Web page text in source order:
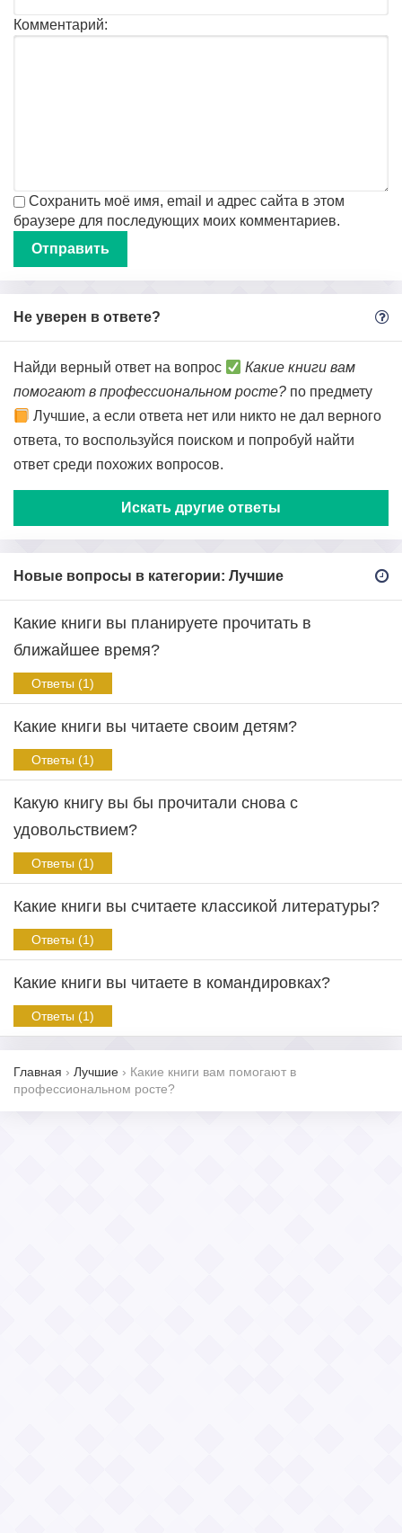
Комментарий:
Сохранить моё имя, email и адрес сайта в этом
браузере для последующих моих комментариев.
Не уверен в ответе?
Найди верный ответ на вопрос
Какие книги вам
помогают в профессиональном росте? по предмету
Лучшие, а если ответа нет или никто не дал верного
ответа, то воспользуйся поиском и попробуй найти
ответ среди похожих вопросов.
Искать другие ответы
Новые вопросы в категории: Лучшие
Какие книги вы планируете прочитать в
ближайшее время?
Ответы (1)
Какие книги вы читаете своим детям?
Ответы (1)
Какую книгу вы бы прочитали снова с
удовольствием?
Ответы (1)
Какие книги вы считаете классикой литературы?
Ответы (1)
Какие книги вы читаете в командировках?
Ответы (1)
Главная › Лучшие › Какие книги вам помогают в
профессиональном росте?